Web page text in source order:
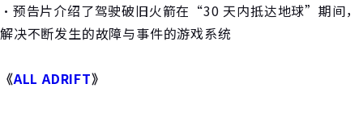
・预告片介绍了驾驶破旧火箭在“30 天内抵达地球”期间，
解决不断发生的故障与事件的游戏系统
《ALL ADRIFT》